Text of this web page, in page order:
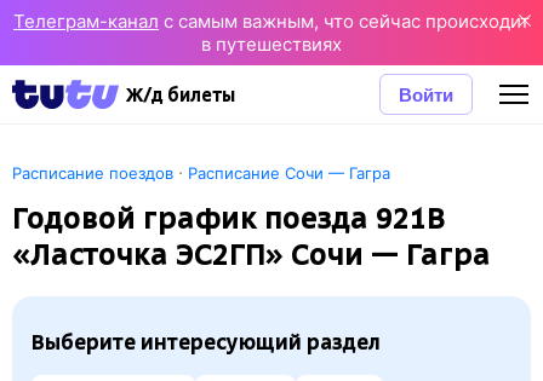
Телеграм-канал с самым важным, что сейчас происходит
в путешествиях
Ж/д билеты Войти
Расписание поездов · Расписание Сочи — Гагра
Годовой график поезда 921В
«Ласточка ЭС2ГП» Сочи — Гагра
Выберите интересующий раздел